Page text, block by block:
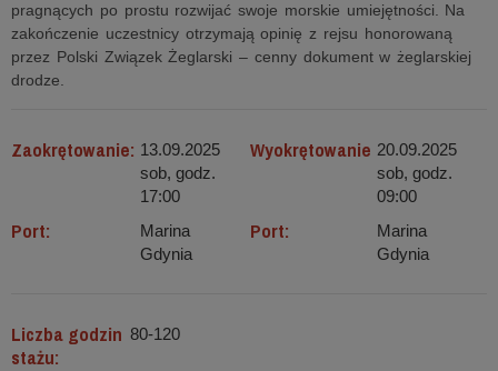
pragnących po prostu rozwijać swoje morskie umiejętności. Na
zakończenie uczestnicy otrzymają opinię z rejsu honorowaną
przez Polski Związek Żeglarski – cenny dokument w żeglarskiej
drodze.
Zaokrętowanie: 13.09.2025
sob, godz.
17:00
Wyokrętowanie 20.09.2025
sob, godz.
09:00
Port:
Marina
Gdynia
Port:
Marina
Gdynia
Liczba godzin
stażu:
80-120